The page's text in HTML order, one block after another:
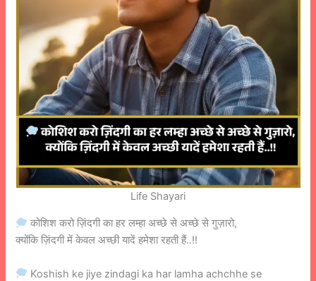
Life Shayari
कोशिश करो ज़िंदगी का हर लम्हा अच्छे से अच्छे से गुज़ारो,
क्योंकि ज़िंदगी में केवल अच्छी यादें हमेशा रहती हैं..!!
Koshish ke jiye zindagi ka har lamha achchhe se